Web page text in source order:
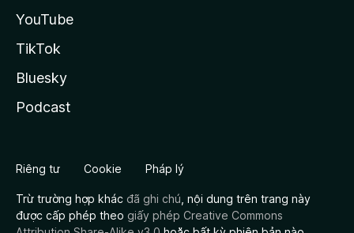
YouTube
TikTok
Bluesky
Podcast
Riêng tư Cookie Pháp lý
Trừ trường hợp khác đã ghi chú , nội dung trên trang này
được cấp phép theo giấy phép Creative Commons